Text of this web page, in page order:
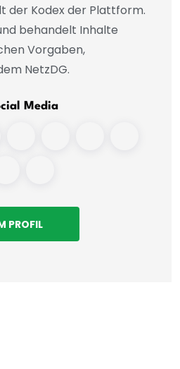
der Kodex der Plattform.
behandelt Inhalte
Vorgaben,
NetzDG.
Media
PROFIL